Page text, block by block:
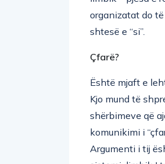
limbik – pjesa e
organizatat do
Çfarë?
Është mjaft e
Kjo mund të
shërbimeve që
komunikimi i
Argumenti i tij